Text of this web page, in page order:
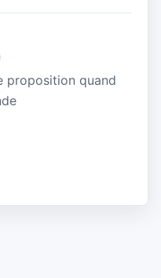
proposition quand